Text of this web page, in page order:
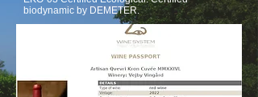
biodynamic by DEMETER.